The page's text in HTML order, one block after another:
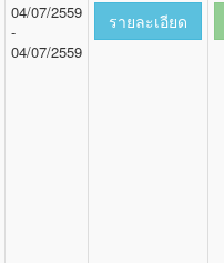
04/07/2559
-
04/07/2559
รายละเอียด